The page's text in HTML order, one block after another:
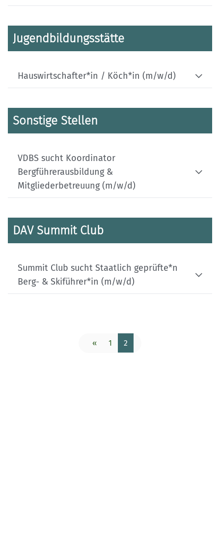
Jugendbildungsstätte
Hauswirtschafter*in / Köch*in (m/w/d)
Sonstige Stellen
VDBS sucht Koordinator
Bergführerausbildung &
Mitgliederbetreuung (m/w/d)
DAV Summit Club
Summit Club sucht Staatlich geprüfte*n
Berg- & Skiführer*in (m/w/d)
« 1 2